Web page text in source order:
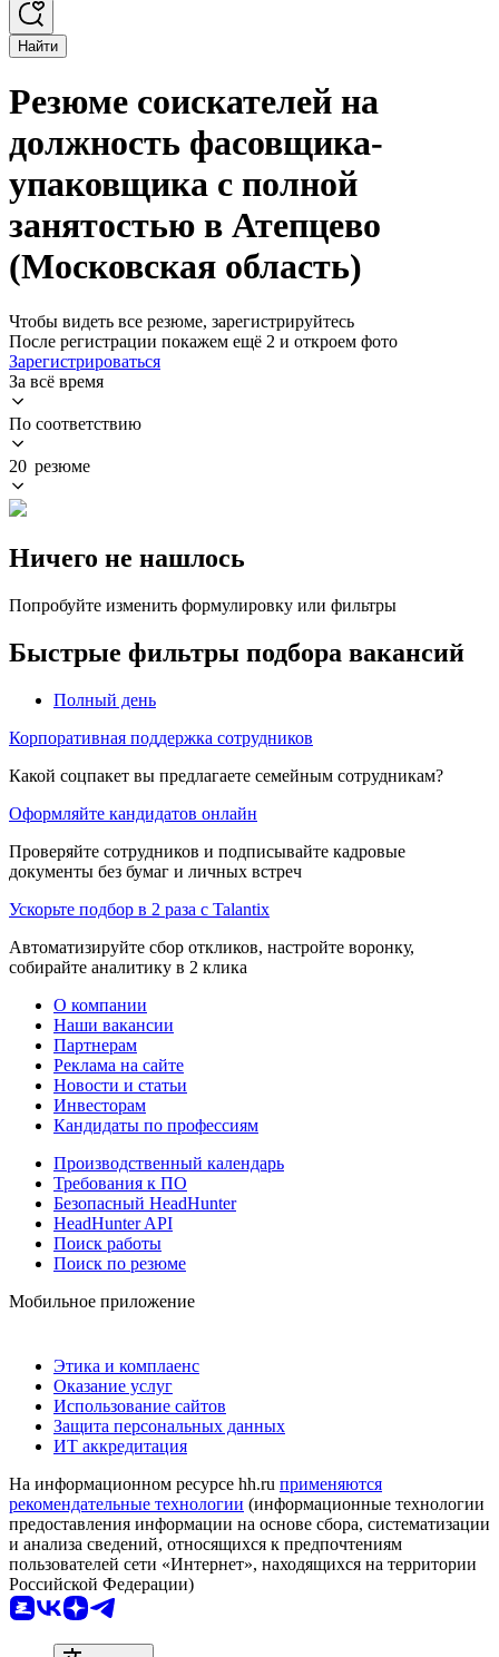
Найти
Резюме соискателей на
должность фасовщика-
упаковщика с полной
занятостью в Атепцево
(Московская область)
Чтобы видеть все резюме, зарегистрируйтесь
После регистрации покажем ещё 2 и откроем фото
Зарегистрироваться
За всё время
По соответствию
20 резюме
Ничего не нашлось
Попробуйте изменить формулировку или фильтры
Быстрые фильтры подбора вакансий
Полный день
Корпоративная поддержка сотрудников
Какой соцпакет вы предлагаете семейным сотрудникам?
Оформляйте кандидатов онлайн
Проверяйте сотрудников и подписывайте кадровые
документы без бумаг и личных встреч
Ускорьте подбор в 2 раза с Talantix
Автоматизируйте сбор откликов, настройте воронку,
собирайте аналитику в 2 клика
О компании
Наши вакансии
Партнерам
Реклама на сайте
Новости и статьи
Инвесторам
Кандидаты по профессиям
Производственный календарь
Требования к ПО
Безопасный HeadHunter
HeadHunter API
Поиск работы
Поиск по резюме
Мобильное приложение
Этика и комплаенс
Оказание услуг
Использование сайтов
Защита персональных данных
ИТ аккредитация
На информационном ресурсе hh.ru применяются
рекомендательные технологии (информационные технологии
предоставления информации на основе сбора, систематизации
и анализа сведений, относящихся к предпочтениям
пользователей сети «Интернет», находящихся на территории
Российской Федерации)